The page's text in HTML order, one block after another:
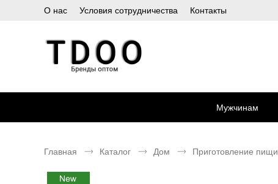
О нас Условия сотрудничества Контакты
Мужчинам
Главная Каталог Дом Приготовление пищи